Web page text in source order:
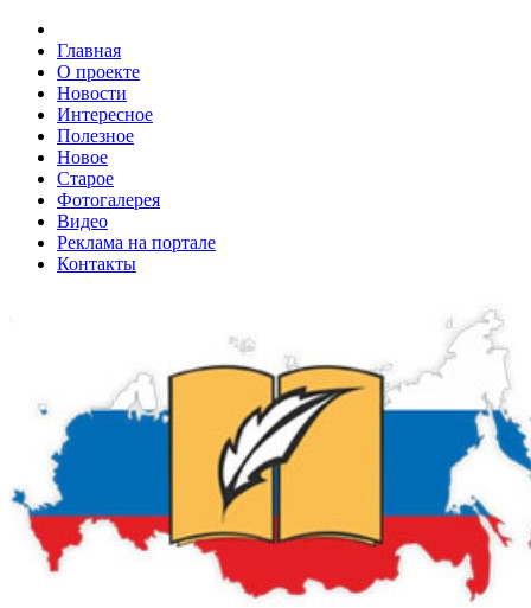
Главная
О проекте
Новости
Интересное
Полезное
Новое
Старое
Фотогалерея
Видео
Реклама на портале
Контакты